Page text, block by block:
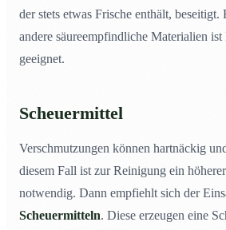
der stets etwas Frische enthält,
andere säureempfindliche Materialien
geeignet.
Scheuermittel
Verschmutzungen können hartnäckig
diesem Fall ist zur Reinigung ein
notwendig. Dann empfiehlt sich der
Scheuermitteln. Diese erzeugen eine